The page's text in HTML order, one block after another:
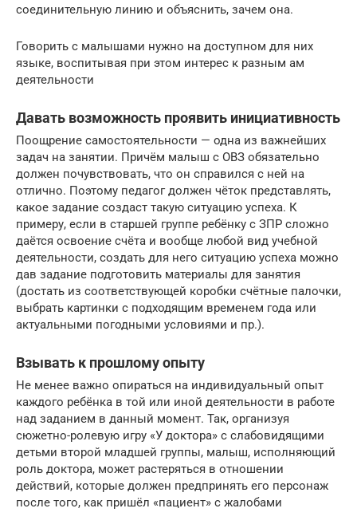
соединительную линию и объяснить, зачем она.
Говорить с малышами нужно на доступном для них
языке, воспитывая при этом интерес к разным ам
деятельности
Давать возможность проявить инициативность
Поощрение самостоятельности — одна из важнейших
задач на занятии. Причём малыш с ОВЗ обязательно
должен почувствовать, что он справился с ней на
отлично. Поэтому педагог должен чёток представлять,
какое задание создаст такую ситуацию успеха. К
примеру, если в старшей группе ребёнку с ЗПР сложно
даётся освоение счёта и вообще любой вид учебной
деятельности, создать для него ситуацию успеха можно
дав задание подготовить материалы для занятия
(достать из соответствующей коробки счётные палочки,
выбрать картинки с подходящим временем года или
актуальными погодными условиями и пр.).
Взывать к прошлому опыту
Не менее важно опираться на индивидуальный опыт
каждого ребёнка в той или иной деятельности в работе
над заданием в данный момент. Так, организуя
сюжетно-ролевую игру «У доктора» с слабовидящими
детьми второй младшей группы, малыш, исполняющий
роль доктора, может растеряться в отношении
действий, которые должен предпринять его персонаж
после того, как пришёл «пациент» с жалобами